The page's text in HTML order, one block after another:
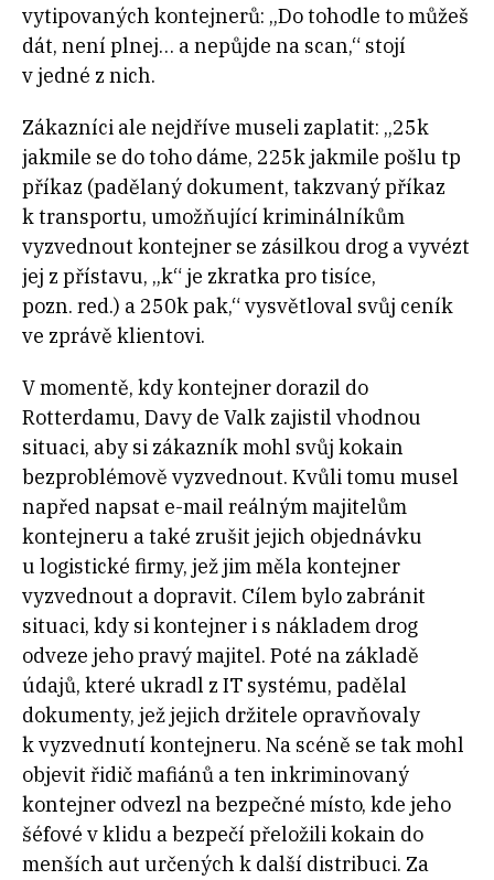
vytipovaných kontejnerů: „Do tohodle to můžeš
dát, není plnej… a nepůjde na scan,“ stojí
v jedné z nich.
Zákazníci ale nejdříve museli zaplatit: „25k
jakmile se do toho dáme, 225k jakmile pošlu tp
příkaz (padělaný dokument, takzvaný příkaz
k transportu, umožňující kriminálníkům
vyzvednout kontejner se zásilkou drog a vyvézt
jej z přístavu, „k“ je zkratka pro tisíce,
pozn. red.) a 250k pak,“ vysvětloval svůj ceník
ve zprávě klientovi.
V momentě, kdy kontejner dorazil do
Rotterdamu, Davy de Valk zajistil vhodnou
situaci, aby si zákazník mohl svůj kokain
bezproblémově vyzvednout. Kvůli tomu musel
napřed napsat e-mail reálným majitelům
kontejneru a také zrušit jejich objednávku
u logistické firmy, jež jim měla kontejner
vyzvednout a dopravit. Cílem bylo zabránit
situaci, kdy si kontejner i s nákladem drog
odveze jeho pravý majitel. Poté na základě
údajů, které ukradl z IT systému, padělal
dokumenty, jež jejich držitele opravňovaly
k vyzvednutí kontejneru. Na scéně se tak mohl
objevit řidič mafiánů a ten inkriminovaný
kontejner odvezl na bezpečné místo, kde jeho
šéfové v klidu a bezpečí přeložili kokain do
menších aut určených k další distribuci. Za